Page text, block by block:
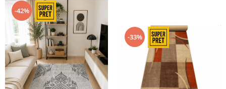
-42%
-33%